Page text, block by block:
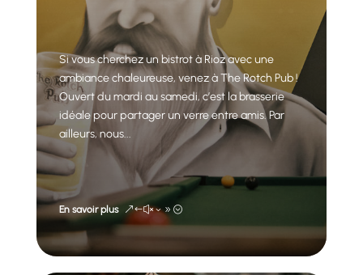
Si vous cherchez un bistrot à Rioz avec une
ambiance chaleureuse, venez à The Rotch Pub !
Ouvert du mardi au samedi, c’est la brasserie
idéale pour partager un verre entre amis. Par
ailleurs, nous...
En savoir plus